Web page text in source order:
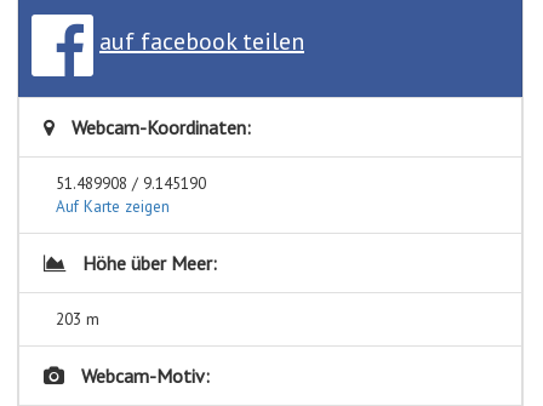
auf facebook teilen
Webcam-Koordinaten:
51.489908 / 9.145190
Auf Karte zeigen
Höhe über Meer:
203 m
Webcam-Motiv: